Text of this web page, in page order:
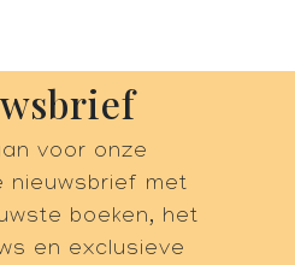
voor onze
nieuwsbrief met
boeken, het
en exclusieve